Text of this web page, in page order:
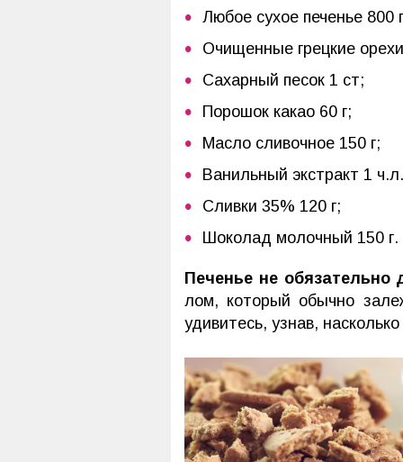
Любое сухое печенье 800
Очищенные грецкие
Сахарный песок 1 ст;
Порошок какао 60 г;
Масло сливочное 150 г;
Ванильный экстракт 1
Сливки 35% 120 г;
Шоколад молочный 150 г.
Печенье не
лом, который обычно
удивитесь, узнав,